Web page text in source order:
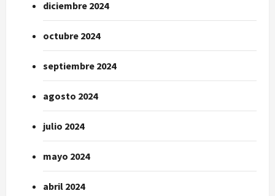
diciembre 2024
octubre 2024
septiembre 2024
agosto 2024
julio 2024
mayo 2024
abril 2024